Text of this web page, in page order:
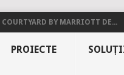
COURTYARD BY MARRIOTT DE...
PROIECTE